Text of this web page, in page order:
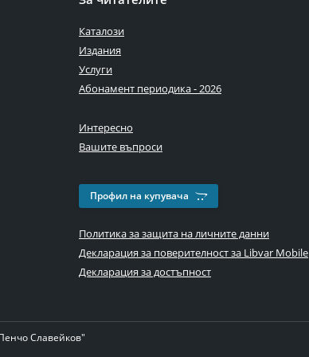
Каталози
Издания
Услуги
Абонамент периодика - 2026
Интересно
Вашите въпроси
Профил на купувача
Политика за защита на личните данни
Декларация за поверителност за Libvar Mobile
Декларация за достъпност
Славейков"